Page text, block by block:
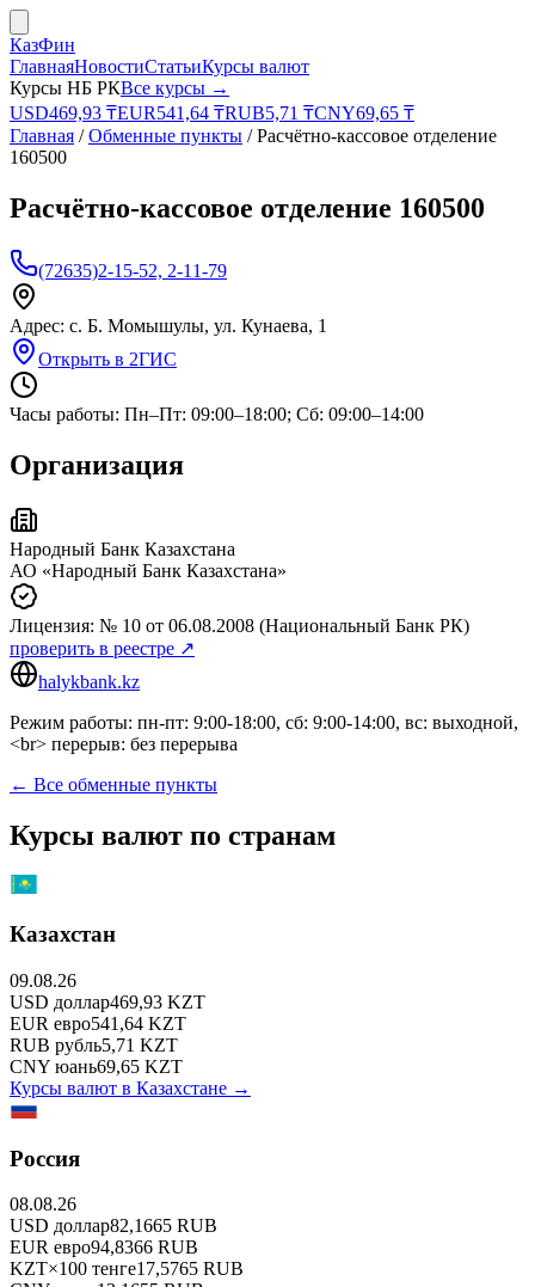
КазФин
ГлавнаяНовостиСтатьиКурсы валют
Курсы НБ РКВсе курсы →
USD469,93 ₸EUR541,64 ₸RUB5,71 ₸CNY69,65 ₸
Главная /Обменные пункты /Расчётно-кассовое отделение
160500
Расчётно-кассовое отделение 160500
(72635)2-15-52, 2-11-79
Адрес: с. Б. Момышулы, ул. Кунаева, 1
Открыть в 2ГИС
Часы работы: Пн–Пт: 09:00–18:00; Сб: 09:00–14:00
Организация
Народный Банк Казахстана
АО «Народный Банк Казахстана»
Лицензия: № 10 от 06.08.2008 (Национальный Банк РК)
проверить в реестре ↗
halykbank.kz
Режим работы: пн-пт: 9:00-18:00, сб: 9:00-14:00, вс: выходной,
<br> перерыв: без перерыва
← Все обменные пункты
Курсы валют по странам
Казахстан
09.08.26
USD доллар469,93 KZT
EUR евро541,64 KZT
RUB рубль5,71 KZT
CNY юань69,65 KZT
Курсы валют в Казахстане →
Россия
08.08.26
USD доллар82,1665 RUB
EUR евро94,8366 RUB
KZT×100 тенге17,5765 RUB